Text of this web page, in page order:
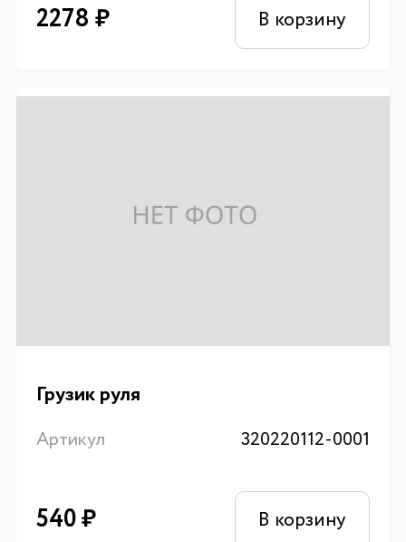
2278 ₽ В корзину
Грузик руля
Артикул 320220112-0001
540₽ В корзину